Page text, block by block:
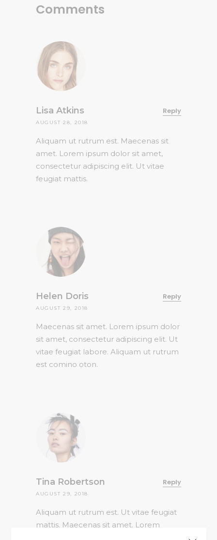
Comments
Reply
Lisa Atkins
AUGUST 28, 2018
Aliquam ut rutrum est. Maecenas sit
amet. Lorem ipsum dolor sit amet,
consectetur adipiscing elit. Ut vitae
feugiat mattis.
Reply
Helen Doris
AUGUST 29, 2018
Maecenas sit amet. Lorem ipsum dolor
sit amet, consectetur adipiscing elit. Ut
vitae feugiat labore. Aliquam ut rutrum
est comino oton.
Reply
Tina Robertson
AUGUST 29, 2018
Aliquam ut rutrum est. Ut vitae feugiat
mattis. Maecenas sit amet. Lorem